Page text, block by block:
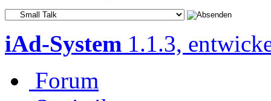
iAd-System 1.1.3,
Forum